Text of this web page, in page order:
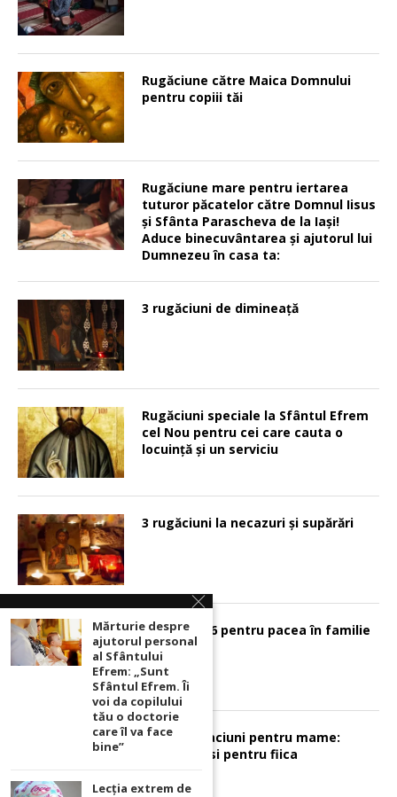
Rugăciune către Maica Domnului
pentru copiii tăi
Rugăciune mare pentru iertarea
tuturor păcatelor către Domnul Iisus
şi Sfânta Parascheva de la Iaşi!
Aduce binecuvântarea şi ajutorul lui
Dumnezeu în casa ta:
3 rugăciuni de dimineață
Rugăciuni speciale la Sfântul Efrem
cel Nou pentru cei care cauta o
locuinţă şi un serviciu
3 rugăciuni la necazuri și supărări
Psalmul 126 pentru pacea în familie
Sunt 2 rugaciuni pentru mame:
pentru fiu si pentru fiica
Mărturie despre
ajutorul personal
al Sfântului
Efrem: „Sunt
Sfântul Efrem. Îi
voi da copilului
tău o doctorie
care îl va face
bine”
Lecția extrem de